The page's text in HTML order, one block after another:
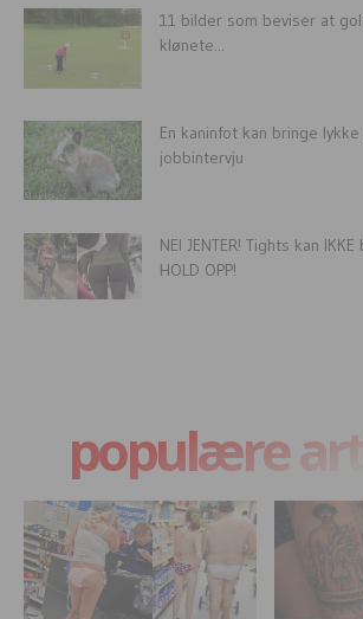
11 bilder som beviser at
klønete...
En kaninfot kan bringe
jobbintervju
NEI JENTER! Tights kan
HOLD OPP!
populære